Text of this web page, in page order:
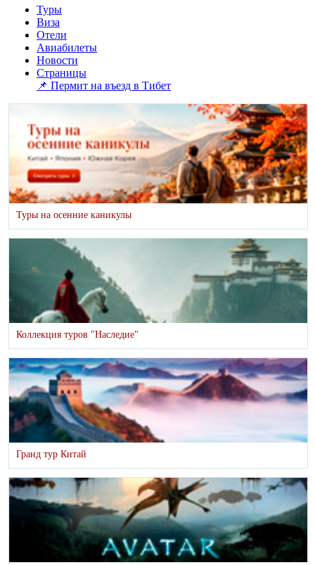
Туры
Виза
Отели
Авиабилеты
Новости
Страницы
📌 Пермит на въезд в Тибет
Туры на осенние каникулы
Коллекция туров "Наследие"
Гранд тур Китай